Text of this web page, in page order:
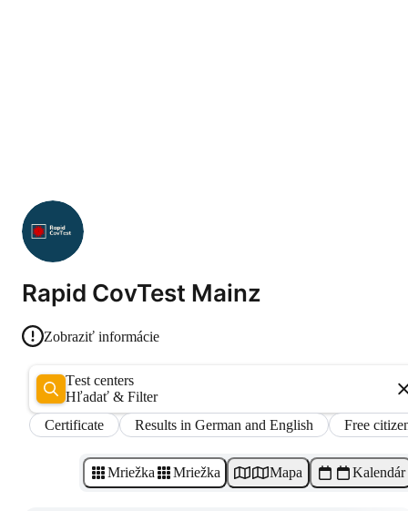
Rapid CovTest Mainz
Zobraziť informácie
Test centers
Hľadať & Filter
Certificate
Results in German and English Free
Mriežka Mriežka Mapa Kalendár